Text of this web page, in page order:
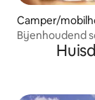
Camper/
Bijenhoudend